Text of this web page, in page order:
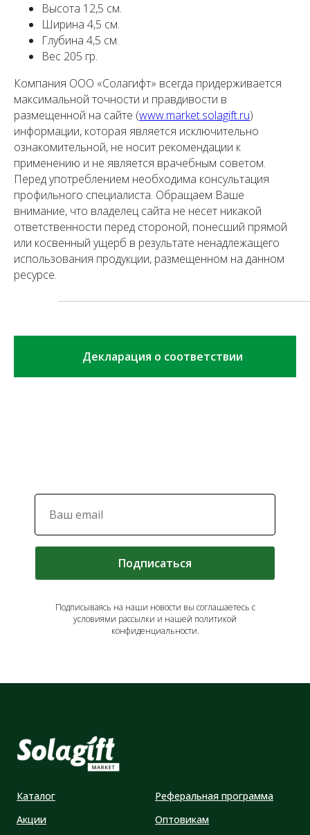
Высота 12,5 см.
Ширина 4,5 см.
Глубина 4,5 см.
Вес 205 гр.
Компания ООО «Солагифт» всегда придерживается
максимальной точности и правдивости в
размещенной на сайте (www.market.solagift.ru)
информации, которая является исключительно
ознакомительной, не носит рекомендации к
применению и не является врачебным советом.
Перед употреблением необходима консультация
профильного специалиста. Обращаем Ваше
внимание, что владелец сайта не несет никакой
ответственности перед стороной, понесший прямой
или косвенный ущерб в результате ненадлежащего
использования продукции, размещенном на данном
ресурсе.
Декларация о соответствии
Подписаться
Подписываясь на наши новости вы соглашаетесь с
условиями рассылки и нашей политикой
конфиденциальности.
Каталог
Акции
Реферальная программа
Оптовикам